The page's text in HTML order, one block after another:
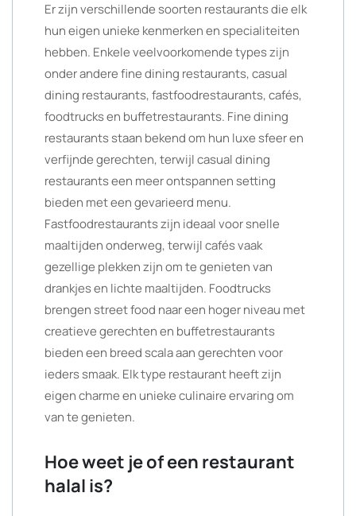
Er zijn verschillende soorten restaurants die elk
hun eigen unieke kenmerken en specialiteiten
hebben. Enkele veelvoorkomende types zijn
onder andere fine dining restaurants, casual
dining restaurants, fastfoodrestaurants, cafés,
foodtrucks en buffetrestaurants. Fine dining
restaurants staan bekend om hun luxe sfeer en
verfijnde gerechten, terwijl casual dining
restaurants een meer ontspannen setting
bieden met een gevarieerd menu.
Fastfoodrestaurants zijn ideaal voor snelle
maaltijden onderweg, terwijl cafés vaak
gezellige plekken zijn om te genieten van
drankjes en lichte maaltijden. Foodtrucks
brengen street food naar een hoger niveau met
creatieve gerechten en buffetrestaurants
bieden een breed scala aan gerechten voor
ieders smaak. Elk type restaurant heeft zijn
eigen charme en unieke culinaire ervaring om
van te genieten.
Hoe weet je of een restaurant
halal is?